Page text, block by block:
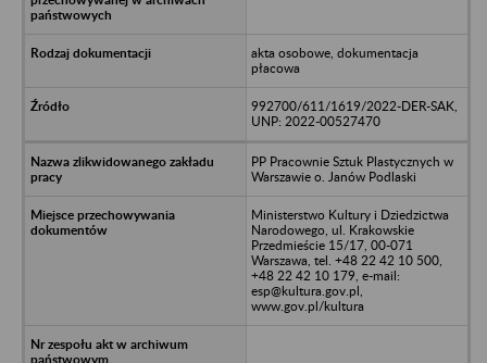
akta osobowe, dokumentacja
płacowa
992700/611/1619/2022-DER-SAK,
UNP: 2022-00527470
PP Pracownie Sztuk Plastycznych w
Warszawie o. Janów Podlaski
Ministerstwo Kultury i Dziedzictwa
Narodowego, ul. Krakowskie
Przedmieście 15/17, 00-071
Warszawa, tel. +48 22 42 10 500,
+48 22 42 10 179, e-mail:
esp@kultura.gov.pl,
www.gov.pl/kultura